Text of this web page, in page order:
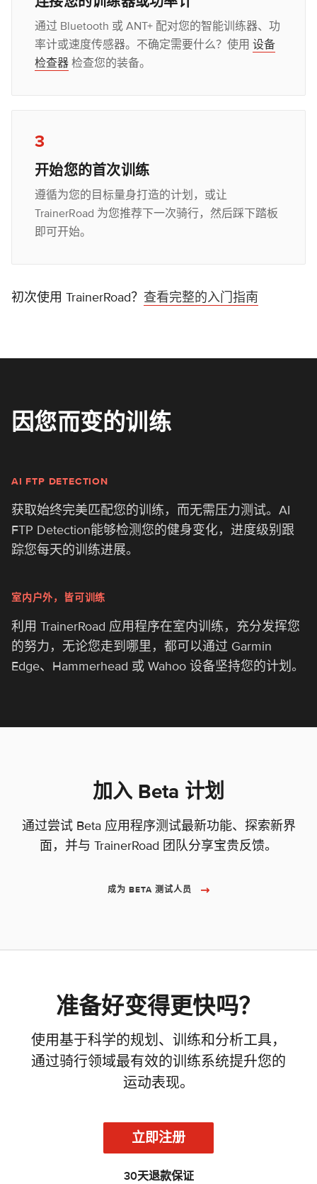
通过 Bluetooth 或 ANT+ 配对您的智能训练器、功
率计或速度传感器。不确定需要什么？使用 设备
检查器 检查您的装备。
3
开始您的首次训练
遵循为您的目标量身打造的计划，或让
TrainerRoad 为您推荐下一次骑行，然后踩下踏板
即可开始。
初次使用 TrainerRoad？ 查看完整的入门指南
因您而变的训练
AI FTP DETECTION
获取始终完美匹配您的训练，而无需压力测试。AI
FTP Detection能够检测您的健身变化，进度级别跟
踪您每天的训练进展。
室内户外，皆可训练
利用 TrainerRoad 应用程序在室内训练，充分发挥您
的努力，无论您走到哪里，都可以通过 Garmin
Edge、Hammerhead 或 Wahoo 设备坚持您的计划。
加入 Beta 计划
通过尝试 Beta 应用程序测试最新功能、探索新界
面，并与 TrainerRoad 团队分享宝贵反馈。
成为 BETA 测试人员
准备好变得更快吗？
使用基于科学的规划、训练和分析工具，
通过骑行领域最有效的训练系统提升您的
运动表现。
立即注册
30天退款保证